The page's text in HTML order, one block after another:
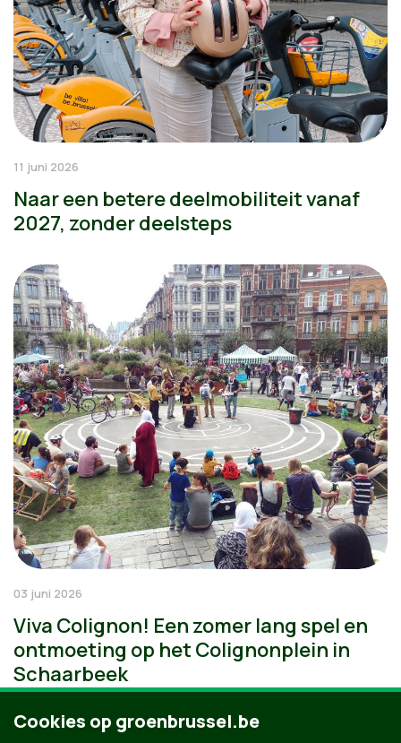
11 juni 2026
Naar een betere deelmobiliteit vanaf
2027, zonder deelsteps
03 juni 2026
Viva Colignon! Een zomer lang spel en
ontmoeting op het Colignonplein in
Schaarbeek
Cookies op groenbrussel.be